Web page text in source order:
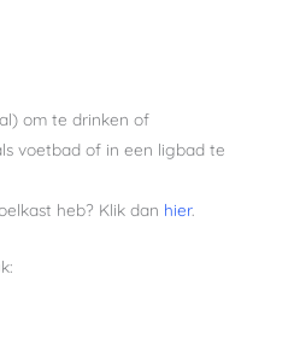
om te drinken of
voetbad of in een ligbad te
heb? Klik dan hier.